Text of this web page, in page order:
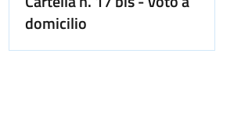
domicilio